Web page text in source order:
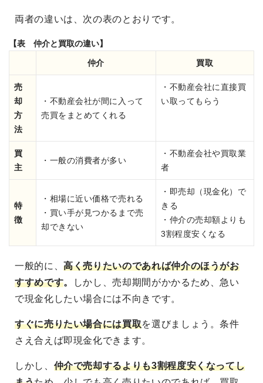
両者の違いは、次の表のとおりです。
【表 仲介と買取の違い】
仲介 買取
売
却
方
法
・不動産会社が間に入って
売買をまとめてくれる
・不動産会社に直接買
い取ってもらう
買
主
・一般の消費者が多い
・不動産会社や買取業
者
特
徴
・相場に近い価格で売れる
・買い手が見つかるまで売
却できない
・即売却（現金化）で
きる
・仲介の売却額よりも
3割程度安くなる
一般的に、高く売りたいのであれば仲介のほうがお
すすめです。
しかし、売却期間がかかるため、急い
で現金化したい場合には不向きです。
すぐに売りたい場合には買取を選びましょう。条件
さえ合えば即現金化できます。
しかし、 仲介で売却するよりも3割程度安くなってし